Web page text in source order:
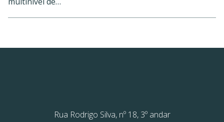
Rua Rodrigo Silva, nº 18, 3º andar